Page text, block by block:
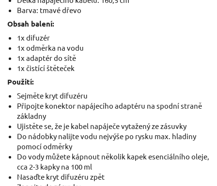
Barva: tmavé dřevo
Obsah balení:
1x difuzér
1x odměrka na vodu
1x adaptér do sítě
1x čistící štěteček
Použití:
Sejměte kryt difuzéru
Připojte konektor napájecího adaptéru na spodní straně
základny
Ujistěte se, že je kabel napáječe vytažený ze zásuvky
Do nádobky nalijte vodu nejvýše po rysku max. hladiny
pomocí odměrky
Do vody můžete kápnout několik kapek esenciálního oleje,
cca 2-3 kapky na 100 ml
Nasaďte kryt difuzéru zpět